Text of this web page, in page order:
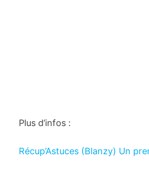
Plus d’infos :
Récup’Astuces (Blanzy) Un